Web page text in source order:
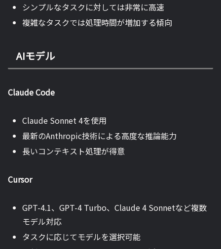
シンプルなタスクに対しては非常に高速
複雑なタスクでは処理時間が増加する傾向
AIモデル
Claude Code
Claude Sonnet 4を使用
最新のAnthropic技術による高度な推論能力
長いコンテキスト処理が得意
Cursor
GPT-4.1、GPT-4 Turbo、Claude 4 Sonnetなど複数
モデル対応
タスクに応じてモデルを選択可能